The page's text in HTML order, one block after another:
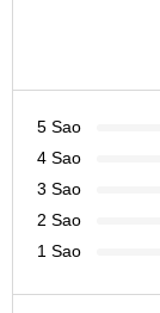
thay pin
5 Sao
4 Sao
3 Sao
2 Sao
1 Sao